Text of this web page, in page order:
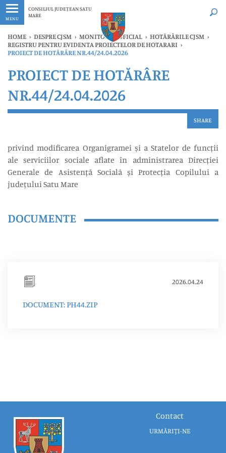
MENU
CONSILIUL JUDEȚEAN SATU
MARE
Ultimele
HOME › DESPRE CJSM › MONITORUL OFICIAL › HOTĂRÂRILE CJSM ›
REGISTRU PENTRU EVIDENTA PROIECTELOR DE HOTARARI ›
PROIECT DE HOTĂRÂRE NR.44/24.04.2026
PROIECT DE HOTĂRÂRE
NR.44/24.04.2026
SHARE
privind modificarea Organigramei și a Statelor de funcții
ale serviciilor sociale aflate în administrarea Direcției
Generale de Asistență Socială și Protecția Copilului a
județului Satu Mare
DOCUMENTE
2026.04.24
DOCUMENT: PH44.ZIP
Contact
URMĂRIȚI-NE